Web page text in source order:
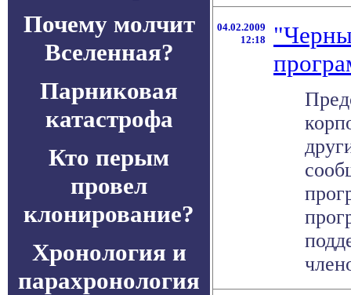
Почему молчит
Вселенная?
Парниковая
катастрофа
Кто перым
провел
клонирование?
Хронология и
парахронология
04.02.2009
12:18